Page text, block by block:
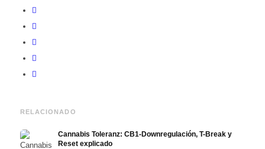
RELACIONADO
Cannabis Toleranz: CB1-Downregulación, T-Break y
Reset explicado